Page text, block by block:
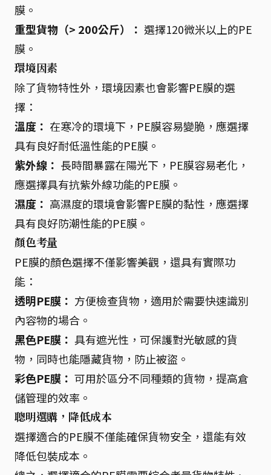
膜。
重型貨物（> 200公斤）： 選擇120微米以上的PE
膜。
環境因素
除了貨物特性外，環境因素也會影響PE膜的選
擇：
溫度： 在寒冷的環境下，PE膜容易變脆，應選擇
具有良好耐低溫性能的PE膜。
紫外線： 長時間暴露在陽光下，PE膜容易老化，
應選擇具有抗紫外線功能的PE膜。
濕度： 高濕度的環境會影響PE膜的黏性，應選擇
具有良好防潮性能的PE膜。
顏色考量
PE膜的顏色選擇不僅影響美觀，還具有實際功
能：
透明PE膜： 方便檢查貨物，適用於需要快速識別
內容物的場合。
黑色PE膜： 具有遮光性，可保護對光敏感的貨
物，同時也能隱藏貨物，防止被盜。
彩色PE膜： 可用於區分不同種類的貨物，提高倉
儲管理的效率。
聰明選購，降低成本
選擇適合的PE膜不僅能確保貨物安全，還能有效
降低包裝成本。